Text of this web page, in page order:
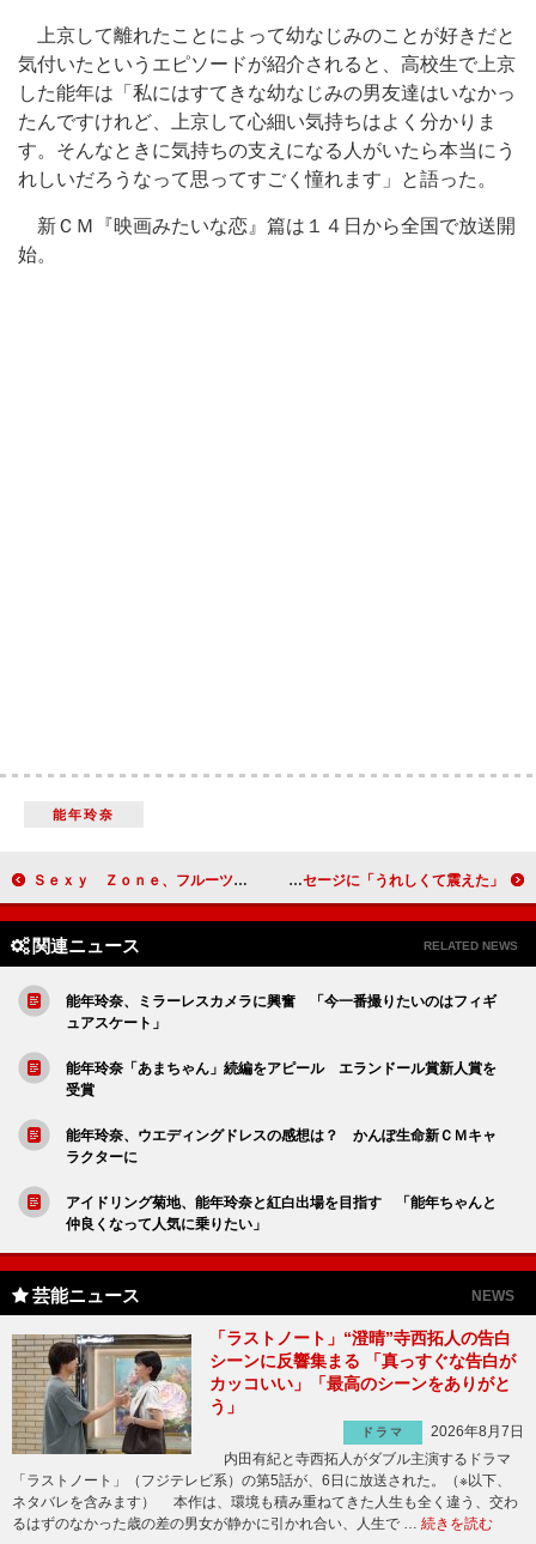
上京して離れたことによって幼なじみのことが好きだと
気付いたというエピソードが紹介されると、高校生で上京
した能年は「私にはすてきな幼なじみの男友達はいなかっ
たんですけれど、上京して心細い気持ちはよく分かりま
す。そんなときに気持ちの支えになる人がいたら本当にう
れしいだろうなって思ってすごく憧れます」と語った。
新ＣＭ『映画みたいな恋』篇は１４日から全国で放送開
始。
能年玲奈
Ｓｅｘｙ Ｚｏｎｅ、フルーツバスケットで大はしゃぎ 新ＣＭでノリノリ 華原朋美、竹田氏には「私が付いていけなかった」 小室哲哉の応援メッセージに「うれしくて震えた」
関連ニュース RELATED NEWS
能年玲奈、ミラーレスカメラに興奮 「今一番撮りたいのはフィギ
ュアスケート」
能年玲奈「あまちゃん」続編をアピール エランドール賞新人賞を
受賞
能年玲奈、ウエディングドレスの感想は？ かんぽ生命新ＣＭキャ
ラクターに
アイドリング菊地、能年玲奈と紅白出場を目指す 「能年ちゃんと
仲良くなって人気に乗りたい」
芸能ニュース NEWS
「ラストノート」“澄晴”寺西拓人の告白
シーンに反響集まる 「真っすぐな告白が
カッコいい」「最高のシーンをありがと
う」
ドラマ
2026年8月7日
内田有紀と寺西拓人がダブル主演するドラマ
「ラストノート」（フジテレビ系）の第5話が、6日に放送された。（※以下、
ネタバレを含みます） 本作は、環境も積み重ねてきた人生も全く違う、交わ
るはずのなかった歳の差の男女が静かに引かれ合い、人生で … 続きを読む